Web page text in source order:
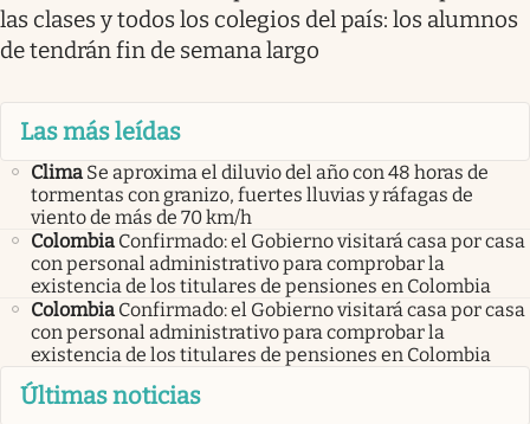
las clases y todos los colegios del país: los alumnos
de tendrán fin de semana largo
Las más leídas
Clima Se aproxima el diluvio del año con 48 horas de
tormentas con granizo, fuertes lluvias y ráfagas de
viento de más de 70 km/h
Colombia Confirmado: el Gobierno visitará casa por casa
con personal administrativo para comprobar la
existencia de los titulares de pensiones en Colombia
Colombia Confirmado: el Gobierno visitará casa por casa
con personal administrativo para comprobar la
existencia de los titulares de pensiones en Colombia
Últimas noticias